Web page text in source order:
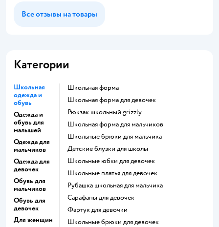
Все отзывы на товары
Категории
Школьная
одежда и
обувь
Одежда и
обувь для
малышей
Одежда для
мальчиков
Одежда для
девочек
Обувь для
мальчиков
Обувь для
девочек
Для женщин
Школьная форма
Школьная форма для девочек
Рюкзак школьный grizzly
Школьная форма для мальчиков
Школьные брюки для мальчика
Детские блузки для школы
Школьные юбки для девочек
Школьные платья для девочек
Рубашка школьная для мальчика
Сарафаны для девочек
Фартук для девочки
Школьные брюки для девочек